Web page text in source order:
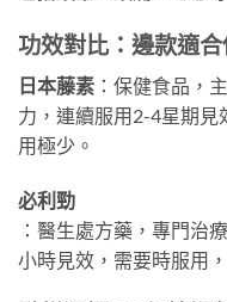
功效對比：邊款適合
日本藤素 ：保健食品，
力，連續服用2-4星期
用極少。
必利勁
：醫生處方藥，專門治
小時見效，需要時服用